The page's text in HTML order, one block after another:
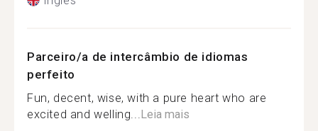
Parceiro/a de intercâmbio de idiomas
perfeito
Fun, decent, wise, with a pure heart who are
excited and welling... Leia mais